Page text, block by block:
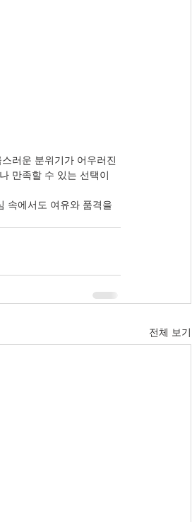
러운 분위기가 어우러진
만족할 수 있는 선택이
속에서도 여유와 품격을
전체 보기